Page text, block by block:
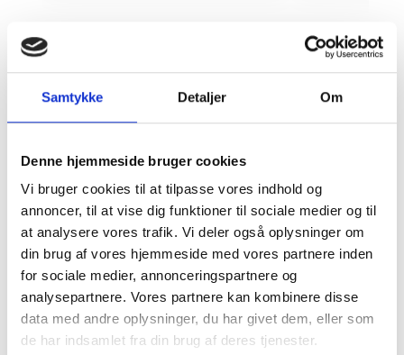
Samtykke Detaljer Om
Denne hjemmeside bruger cookies
Vi bruger cookies til at tilpasse vores indhold og
annoncer, til at vise dig funktioner til sociale medier og til
at analysere vores trafik. Vi deler også oplysninger om
din brug af vores hjemmeside med vores partnere inden
for sociale medier, annonceringspartnere og
analysepartnere. Vores partnere kan kombinere disse
data med andre oplysninger, du har givet dem, eller som
de har indsamlet fra din brug af deres tjenester.